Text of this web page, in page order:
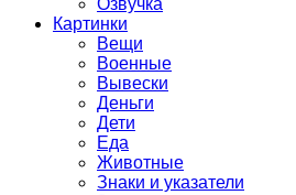
Картинки
Вещи
Военные
Вывески
Деньги
Дети
Еда
Животные
Знаки и указатели